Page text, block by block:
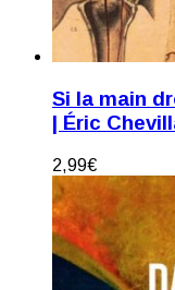
Si la main
| Éric
2,99€